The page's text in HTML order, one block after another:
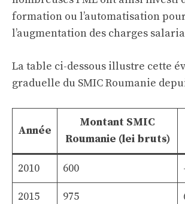
formation ou l’automatisation
l’augmentation des charges
La table ci-dessous illustre cette
graduelle du SMIC Roumanie
Année
Montant SMIC
Roumanie (lei bruts)
2010 600
2015 975